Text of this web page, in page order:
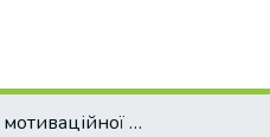
Механізм мотиваційної спрямованості особистості менеджера у процесі професійного розвитку